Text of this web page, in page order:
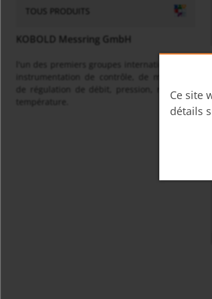
TOUS PRODUITS
KOBOLD Messring GmbH
l'un des premiers groupes internationaux en
de régulation de débit, pression, niveau et
Ce site
détails